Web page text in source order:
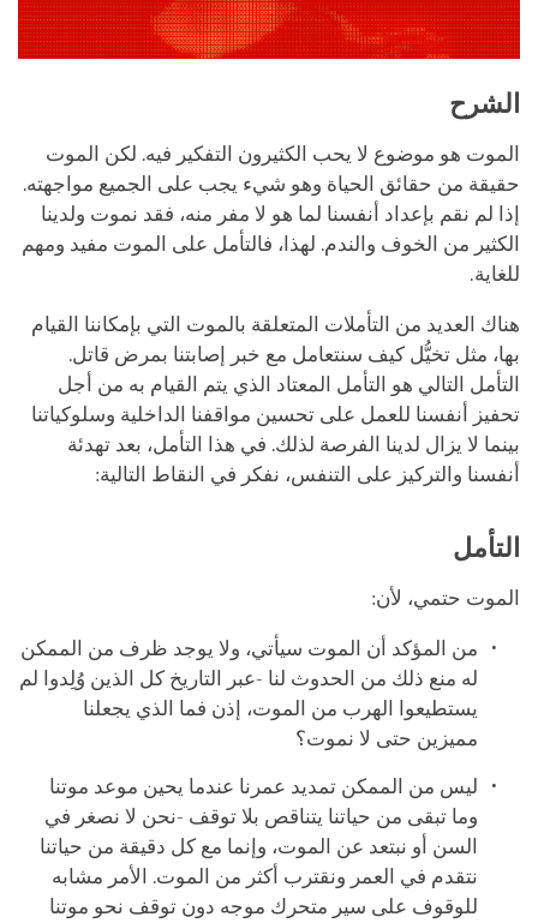
الشرح
الموت هو موضوع لا يحب الكثيرون التفكير فيه. لكن الموت
حقيقة من حقائق الحياة وهو شيء يجب على الجميع مواجهته.
إذا لم نقم بإعداد أنفسنا لما هو لا مفر منه، فقد نموت ولدينا
الكثير من الخوف والندم. لهذا، فالتأمل على الموت مفيد ومهم
للغاية.
هناك العديد من التأملات المتعلقة بالموت التي بإمكاننا القيام
بها، مثل تخيُّل كيف سنتعامل مع خبر إصابتنا بمرض قاتل.
التأمل التالي هو التأمل المعتاد الذي يتم القيام به من أجل
تحفيز أنفسنا للعمل على تحسين مواقفنا الداخلية وسلوكياتنا
بينما لا يزال لدينا الفرصة لذلك. في هذا التأمل، بعد تهدئة
أنفسنا والتركيز على التنفس، نفكر في النقاط التالية:
التأمل
الموت حتمي، لأن:
من المؤكد أن الموت سيأتي، ولا يوجد ظرف من الممكن
له منع ذلك من الحدوث لنا -عبر التاريخ كل الذين وُلِدوا لم
يستطيعوا الهرب من الموت، إذن فما الذي يجعلنا
مميزين حتى لا نموت؟
ليس من الممكن تمديد عمرنا عندما يحين موعد موتنا
وما تبقى من حياتنا يتناقص بلا توقف -نحن لا نصغر في
السن أو نبتعد عن الموت، وإنما مع كل دقيقة من حياتنا
نتقدم في العمر ونقترب أكثر من الموت. الأمر مشابه
للوقوف على سير متحرك موجه دون توقف نحو موتنا